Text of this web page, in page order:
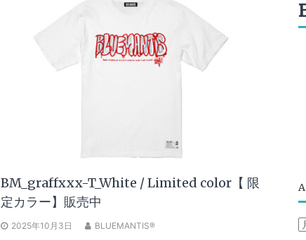
BM_graffxxx-T_White / Limited color【 限
定カラー】販売中
2025年10月3日 BLUEMANTIS®